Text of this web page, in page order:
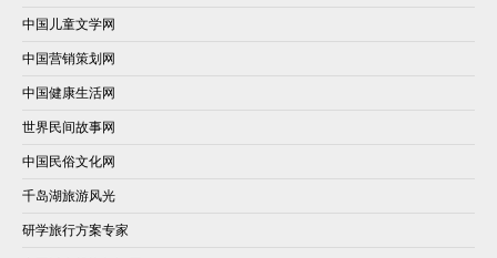
中国儿童文学网
中国营销策划网
中国健康生活网
世界民间故事网
中国民俗文化网
千岛湖旅游风光
研学旅行方案专家